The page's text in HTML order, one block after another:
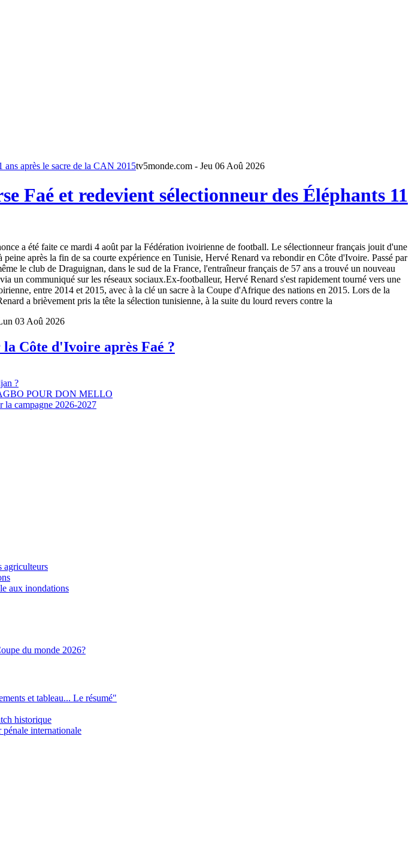
tv5monde.com - Jeu 06 Aoû 2026
Faé et redevient sélectionneur des Éléphants 11
a été faite ce mardi 4 août par la Fédération ivoirienne de football. Le sélectionneur français jouit d'une
après la fin de sa courte expérience en Tunisie, Hervé Renard va rebondir en Côte d'Ivoire. Passé par
le club de Draguignan, dans le sud de la France, l'entraîneur français de 57 ans a trouvé un nouveau
un communiqué sur les réseaux sociaux.Ex-footballeur, Hervé Renard s'est rapidement tourné vers une
entre 2014 et 2015, avec à la clé un sacre à la Coupe d'Afrique des nations en 2015. Lors de la
a brièvement pris la tête la sélection tunisienne, à la suite du lourd revers contre la
03 Aoû 2026
Côte d'Ivoire après Faé ?
?
POUR DON MELLO
la campagne 2026-2027
agriculteurs
aux inondations
et tableau... Le résumé"
historique
internationale